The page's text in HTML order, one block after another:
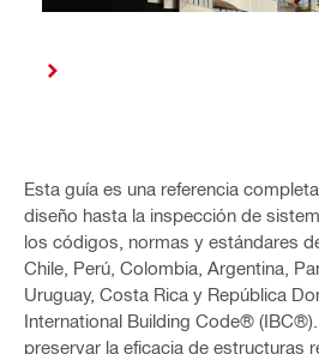
Esta guía es una referencia
diseño hasta la inspección de
los códigos, normas y estándares
Chile, Perú, Colombia, Argentina,
Uruguay, Costa Rica y República
International Building Code®
preservar la eficacia de estructuras